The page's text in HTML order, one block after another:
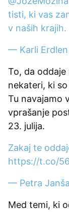
tisti, ki vas
v naših krajih.
— Karli Erdlen
To, da
nekateri, ki
Tu navajamo
vprašanje
23. julija.
Zakaj te
https://t.co/
— Petra
Med temi, ki